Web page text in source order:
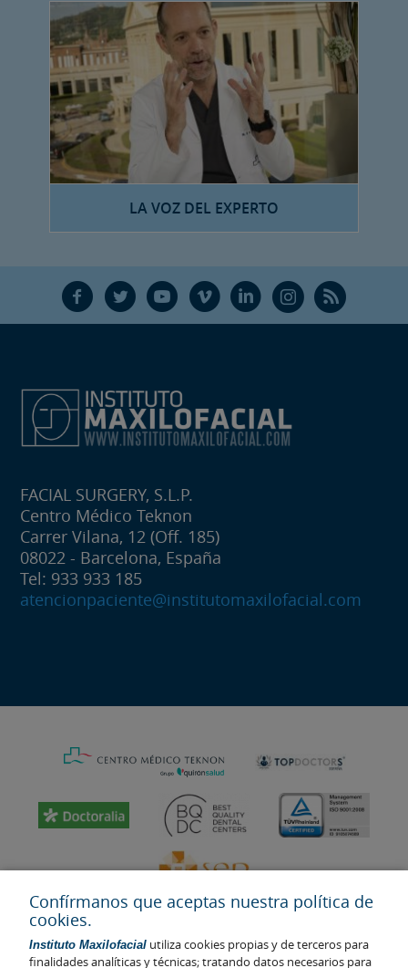
LA VOZ DEL EXPERTO
F T Y V L Ñ R
FACIAL SURGERY, S.L.P.
Centro Médico Teknon
Carrer Vilana, 12 (Off. 185)
08022 - Barcelona, España
Tel: 933 933 185
atencionpaciente@institutomaxilofacial.com
Confírmanos que aceptas nuestra política de
cookies.
Instituto Maxilofacial utiliza cookies propias y de terceros para
finalidades analíticas y técnicas; tratando datos necesarios para